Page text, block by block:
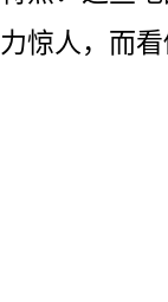
力惊人，而看